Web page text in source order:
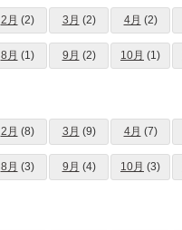
2月 (2) 3月 (2) 4月 (2)
8月 (1) 9月 (2) 10月 (1)
2月 (8) 3月 (9) 4月 (7)
8月 (3) 9月 (4) 10月 (3)